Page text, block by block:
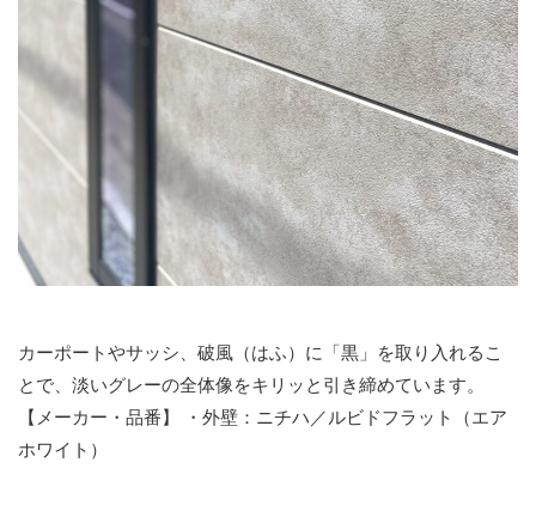
カーポートやサッシ、破風（はふ）に「黒」を取り入れるこ
とで、淡いグレーの全体像をキリッと引き締めています。
【メーカー・品番】 ・外壁：ニチハ／ルビドフラット（エア
ホワイト）